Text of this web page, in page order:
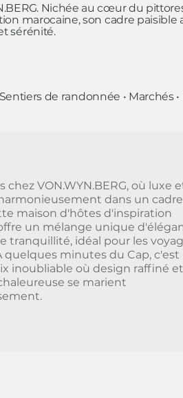
chez VON.WYN.BERG, où luxe
dans un
maison d'hôtes d'inspiration
un mélange unique
tranquillité, idéal pour les
quelques minutes du Cap, c'est
inoubliable où design raffiné et
se marient
Nichée au cœur du
marocaine, son cadre
sérénité.
de randonnée •